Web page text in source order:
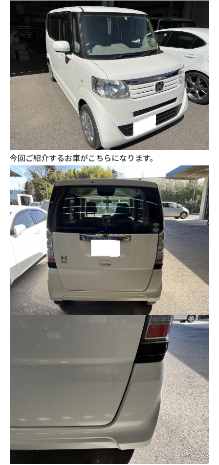
今回ご紹介するお車がこちらになります。